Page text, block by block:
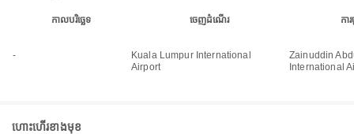
កាលបរិច្ឆេទ ចេញដំណើរ កា
-
Kuala Lumpur International
Airport
Zainuddin
International
ហោះហើរខាងមុខ